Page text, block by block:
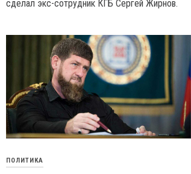
сделал экс-сотрудник КГБ Сергей Жирнов.
ПОЛИТИКА